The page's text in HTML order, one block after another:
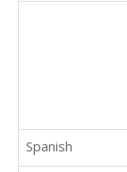
Spanish